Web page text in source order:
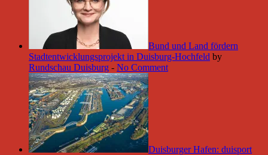
Bund und Land fördern
Stadtentwicklungsprojekt in Duisburg-Hochfeld by
Rundschau Duisburg - No Comment
Duisburger Hafen: duisport